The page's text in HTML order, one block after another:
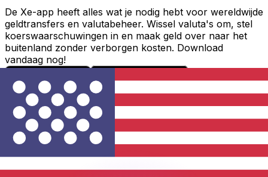
De Xe-app heeft alles wat je nodig hebt voor wereldwijde
geldtransfers en valutabeheer. Wissel valuta's om, stel
koerswaarschuwingen in en maak geld over naar het
buitenland zonder verborgen kosten. Download
vandaag nog!